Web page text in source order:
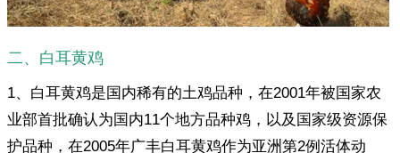
二、白耳黄鸡
1、白耳黄鸡是国内稀有的土鸡品种，在2001年被国家农
业部首批确认为国内11个地方品种鸡，以及国家级资源保
护品种，在2005年广丰白耳黄鸡作为亚洲第2例活体动